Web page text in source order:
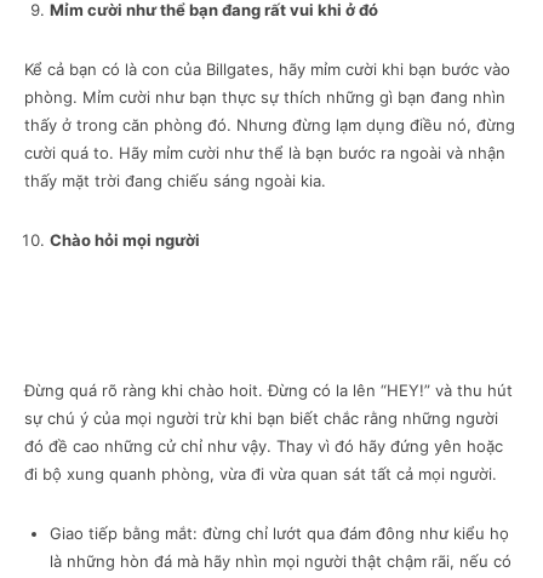
Mỉm cười như thể bạn đang rất vui khi ở đó
Kể cả bạn có là con của Billgates, hãy mỉm cười khi bạn bước vào
phòng. Mỉm cười như bạn thực sự thích những gì bạn đang nhìn
thấy ở trong căn phòng đó. Nhưng đừng lạm dụng điều nó, đừng
cười quá to. Hãy mỉm cười như thể là bạn bước ra ngoài và nhận
thấy mặt trời đang chiếu sáng ngoài kia.
Chào hỏi mọi người
Đừng quá rõ ràng khi chào hoit. Đừng có la lên “HEY!” và thu hút
sự chú ý của mọi người trừ khi bạn biết chắc rằng những người
đó đề cao những cử chỉ như vậy. Thay vì đó hãy đứng yên hoặc
đi bộ xung quanh phòng, vừa đi vừa quan sát tất cả mọi người.
Giao tiếp bằng mắt: đừng chỉ lướt qua đám đông như kiểu họ
là những hòn đá mà hãy nhìn mọi người thật chậm rãi, nếu có